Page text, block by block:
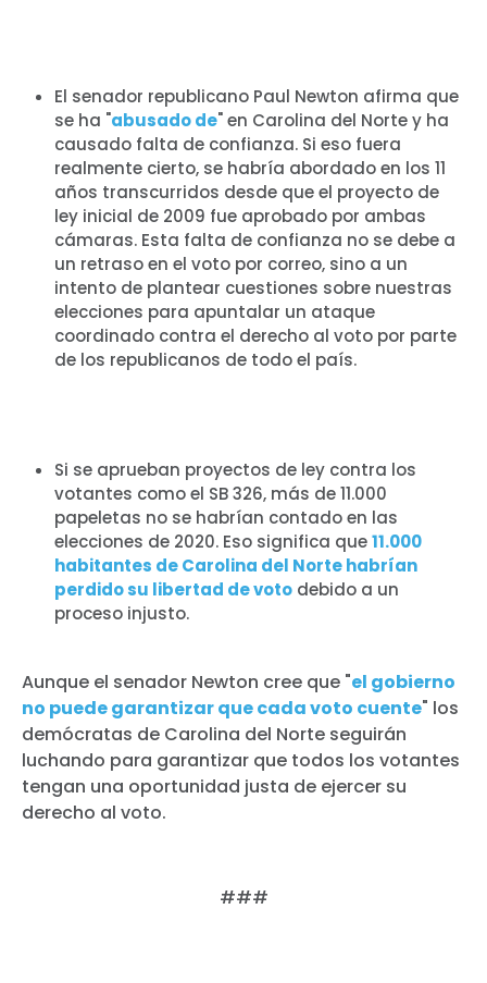
El senador republicano Paul Newton afirma que
se ha "abusado de" en Carolina del Norte y ha
causado falta de confianza. Si eso fuera
realmente cierto, se habría abordado en los 11
años transcurridos desde que el proyecto de
ley inicial de 2009 fue aprobado por ambas
cámaras. Esta falta de confianza no se debe a
un retraso en el voto por correo, sino a un
intento de plantear cuestiones sobre nuestras
elecciones para apuntalar un ataque
coordinado contra el derecho al voto por parte
de los republicanos de todo el país.
Si se aprueban proyectos de ley contra los
votantes como el SB 326, más de 11.000
papeletas no se habrían contado en las
elecciones de 2020. Eso significa que11.000
habitantes de Carolina del Norte habrían
perdido su libertad de voto debido a un
proceso injusto.
Aunque el senador Newton cree que "el gobierno
no puede garantizar que cada voto cuente" los
demócratas de Carolina del Norte seguirán
luchando para garantizar que todos los votantes
tengan una oportunidad justa de ejercer su
derecho al voto.
###